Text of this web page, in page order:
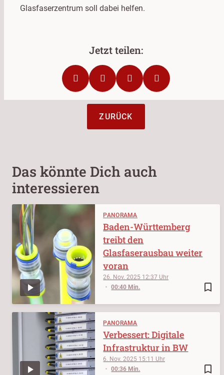
Glasfaserzentrum soll dabei helfen.
ZURÜCK
Das könnte Dich auch
interessieren
PANORAMA
bookmark_border
26. Nov. 2025 12:37
00:40 Min.
Baden-Württemberg
treibt den
Glasfaserausbau weiter
voran
PANORAMA
bookmark_border
6. Nov. 2025 15:11
00:36 Min.
Verbessert: Digitale
Infrastruktur in BW